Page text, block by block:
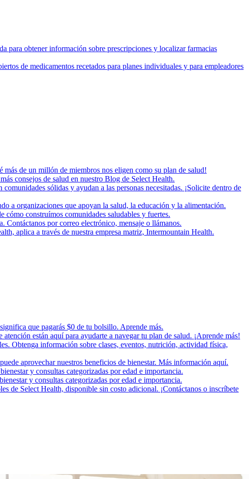
para obtener información sobre prescripciones y localizar farmacias
de medicamentos recetados para planes individuales y para empleadores
de un millón de miembros nos eligen como su plan de salud!
consejos de salud en nuestro Blog de Select Health.
sólidas y ayudan a las personas necesitadas. ¡Solicite dentro de
a organizaciones que apoyan la salud, la educación y la alimentación.
cómo construímos comunidades saludables y fuertes.
Contáctanos por correo electrónico, mensaje o llámanos.
aplica a través de nuestra empresa matriz, Intermountain Health.
que pagarás $0 de tu bolsillo. Aprende más.
están aquí para ayudarte a navegar tu plan de salud. ¡Aprende más!
Obtenga información sobre clases, eventos, nutrición, actividad física,
aprovechar nuestros beneficios de bienestar. Más información aquí.
y consultas categorizadas por edad e importancia.
y consultas categorizadas por edad e importancia.
de Select Health, disponible sin costo adicional. ¡Contáctanos o inscríbete